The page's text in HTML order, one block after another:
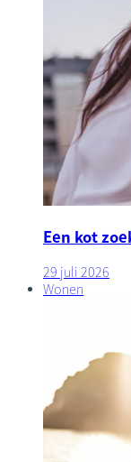
Een kot
29 juli 2026
Wonen